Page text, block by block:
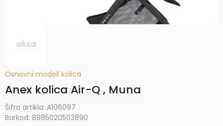
Osnovni modeli kolica
Anex kolica Air-Q , Muna
Šifra artikla: A106097
Barkod: 8885020503890